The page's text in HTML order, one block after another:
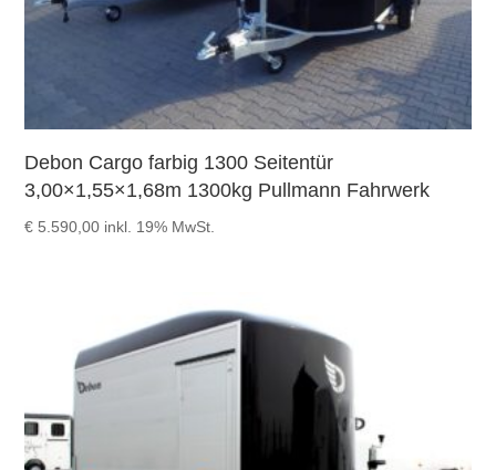
Debon Cargo farbig 1300 Seitentür
3,00×1,55×1,68m 1300kg Pullmann Fahrwerk
€ 5.590,00 inkl. 19% MwSt.